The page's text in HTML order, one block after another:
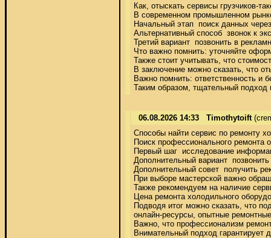
Как, отыскать сервисы грузчиков-
В современном промышленном
Начальный этап  поиск данных
Альтернативный способ  звонок к
Третий вариант  позвонить в
Что важно помнить: уточняйте
Также стоит учитывать, что
В заключение можно сказать, что
Важно помнить: ответственность и
Таким образом, тщательный
06.08.2026 14:33 Timothytoift
Способы найти сервис по ремонту
Поиск профессионального ремонта
Первый шаг  исследование
Дополнительный вариант
Дополнительный совет  получить
При выборе мастерской важно
Также рекомендуем на наличие
Цена ремонта холодильного
Подводя итог можно сказать, что
онлайн-ресурсы, опытные
Важно, что профессионализм
Внимательный подход